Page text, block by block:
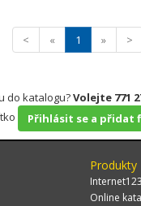
< « 1 » >
do katalogu?Volejte 771
Přihlásit se a přidat
Produkty
Online